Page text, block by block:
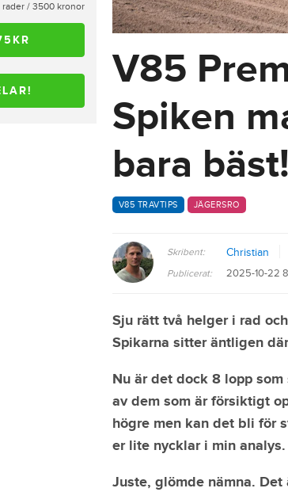
rader / 3500 kronor
V85
Spiken
bara bäst!
V85 TRAVTIPS JÄGERSRO
Skribent: Christian
Publicerat: 2025-10-22
Sju rätt två helger i rad
Spikarna sitter äntligen
Nu är det dock 8 lopp
av dem som är försiktigt
högre men kan det bli för
er lite nycklar i min analys.
Juste, glömde nämna.